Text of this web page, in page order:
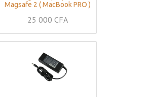
Magsafe 2 ( MacBook PRO )
25 000 CFA